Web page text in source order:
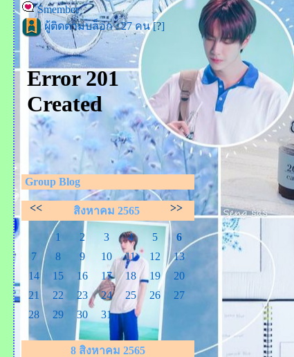
Smember
ผู้ติดตามบล็อก : 27 คน [?]
Group Blog
<< สิงหาคม 2565 >>
1 2 3 4 5
6
7
8 9 10 11 12
13
14
15 16 17 18 19
20
21
22 23 24 25 26
27
28
29 30 31
8 สิงหาคม 2565